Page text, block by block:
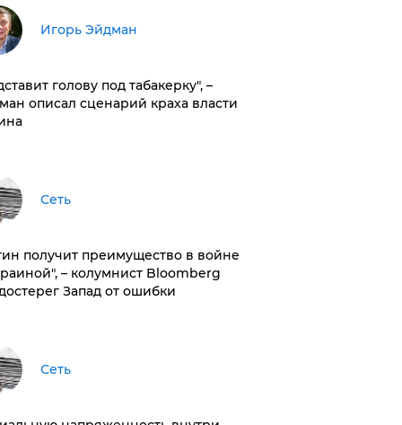
Игорь Эйдман
голову под табакерку", –
описал сценарий краха власти
Сеть
получит преимущество в войне
– колумнист Bloomberg
Запад от ошибки
Сеть